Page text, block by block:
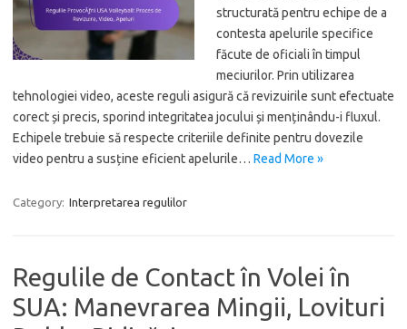
structurată pentru echipe de a
contesta apelurile specifice
făcute de oficiali în timpul
meciurilor. Prin utilizarea
tehnologiei video, aceste reguli asigură că revizuirile sunt efectuate
corect și precis, sporind integritatea jocului și menținându-i fluxul.
Echipele trebuie să respecte criteriile definite pentru dovezile
video pentru a susține eficient apelurile… Read More »
Category: Interpretarea regulilor
Regulile de Contact în Volei în
SUA: Manevrarea Mingii, Lovituri